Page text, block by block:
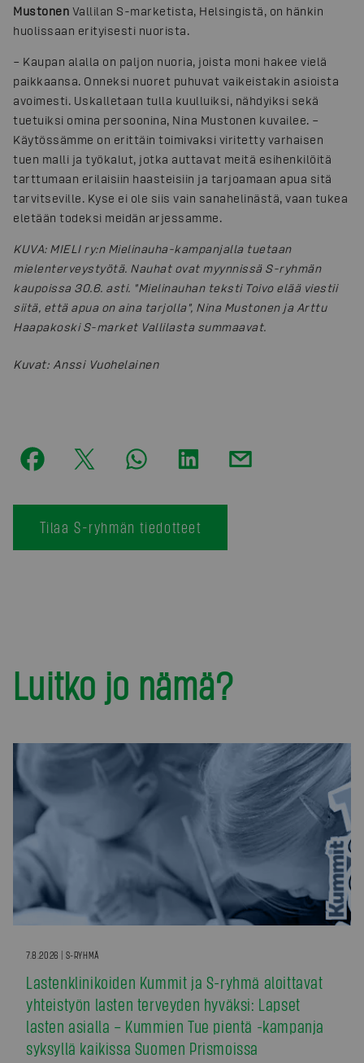
Mustonen Vallilan S-marketista, Helsingistä, on hänkin
huolissaan erityisesti nuorista.
– Kaupan alalla on paljon nuoria, joista moni hakee vielä
paikkaansa. Onneksi nuoret puhuvat vaikeistakin asioista
avoimesti. Uskalletaan tulla kuulluiksi, nähdyiksi sekä
tuetuiksi omina persoonina, Nina Mustonen kuvailee. –
Käytössämme on erittäin toimivaksi viritetty varhaisen
tuen malli ja työkalut, jotka auttavat meitä esihenkilöitä
tarttumaan erilaisiin haasteisiin ja tarjoamaan apua sitä
tarvitseville. Kyse ei ole siis vain sanahelinästä, vaan tukea
eletään todeksi meidän arjessamme.
KUVA: MIELI ry:n Mielinauha-kampanjalla tuetaan
mielenterveystyötä. Nauhat ovat myynnissä S-ryhmän
kaupoissa 30.6. asti. "Mielinauhan teksti Toivo elää viestii
siitä, että apua on aina tarjolla", Nina Mustonen ja Arttu
Haapakoski S-market Vallilasta summaavat.
Kuvat: Anssi Vuohelainen
Tilaa S-ryhmän tiedotteet
Luitko jo nämä?
7.8.2026 | S-RYHMÄ
Lastenklinikoiden Kummit ja S-ryhmä aloittavat
yhteistyön lasten terveyden hyväksi: Lapset
lasten asialla – Kummien Tue pientä -kampanja
syksyllä kaikissa Suomen Prismoissa